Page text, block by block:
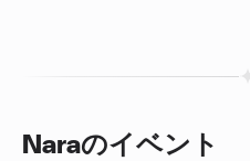
Naraのイベント